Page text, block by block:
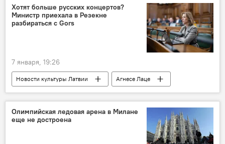
увольнение
Хотят больше русских концертов?
Министр приехала в Резекне
разбираться с Gors
7 января, 19:26
Новости культуры Латвии
Агнесе Лаце
Александр Барташевич
Резекне
Концертный зал
Олимпийская ледовая арена в Милане
еще не достроена